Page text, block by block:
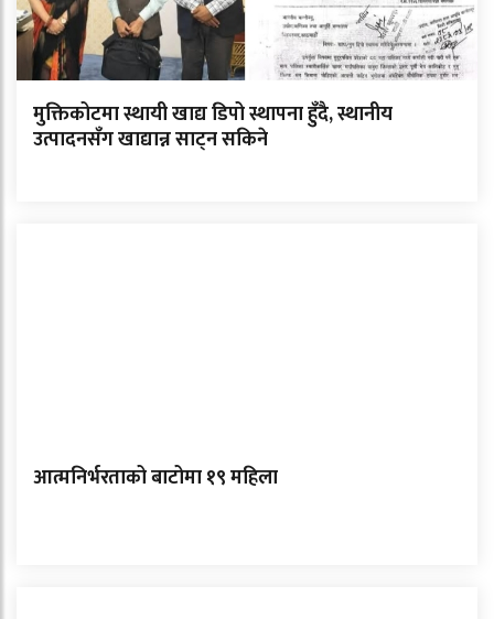
मुक्तिकोटमा स्थायी खाद्य डिपो स्थापना हुँदै, स्थानीय
उत्पादनसँग खाद्यान्न साट्न सकिने
आत्मनिर्भरताको बाटोमा १९ महिला